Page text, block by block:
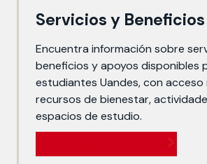
Servicios y Beneficios
Encuentra información sobre
beneficios y apoyos disponibles
estudiantes Uandes, con acceso
recursos de bienestar,
espacios de estudio.